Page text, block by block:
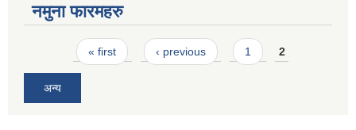
नमुना फारमहरु
Pages« first ‹ previous 1 2
अन्य